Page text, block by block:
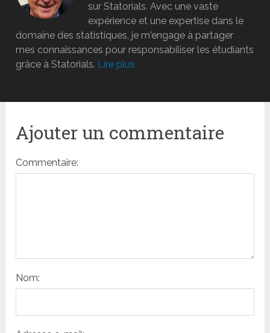
sur Statorials. Avec une vaste
expérience et une expertise dans le
domaine des statistiques, je m'engage à partager
mes connaissances pour responsabiliser les étudiants
grâce à Statorials. Lire plus
Ajouter un commentaire
Commentaire:
Nom: